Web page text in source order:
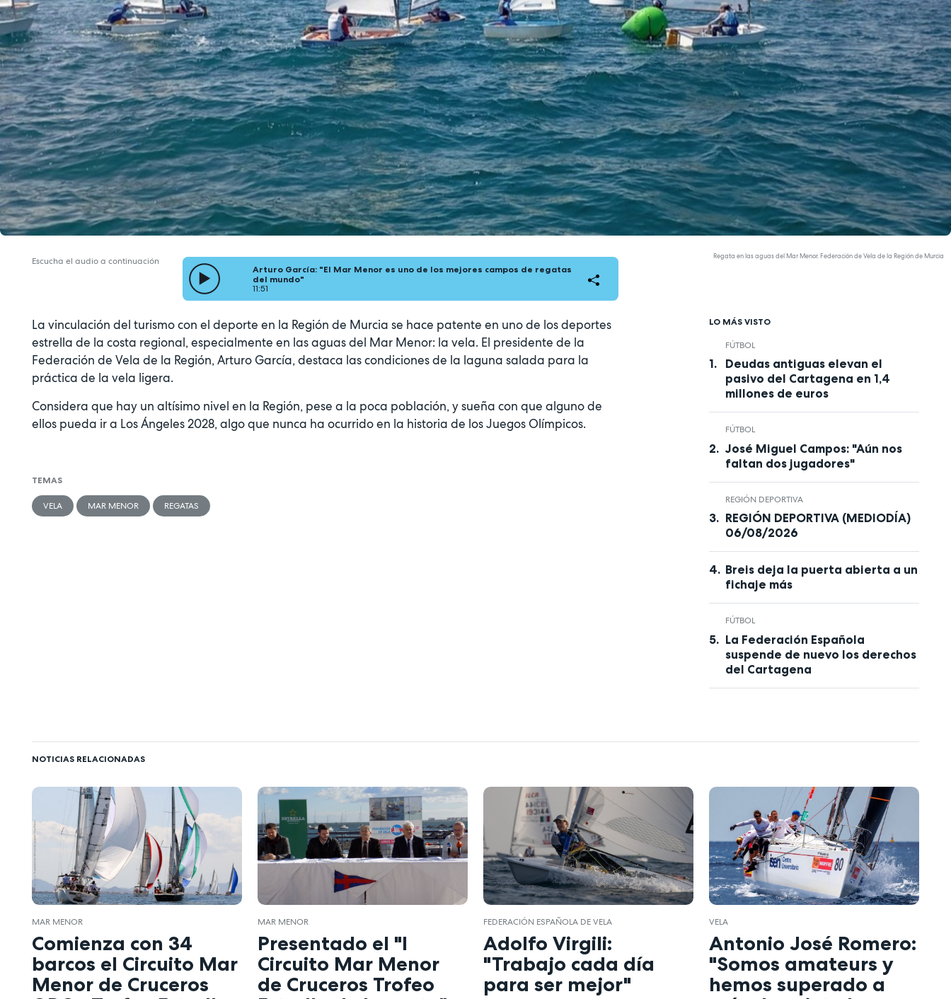
Regata en las aguas del Mar Menor. Federación de Vela de la Región de Murcia
Escucha el audio a continuación
Arturo García: "El Mar Menor es uno de los mejores campos de regatas
del mundo"
11:51
La vinculación del turismo con el deporte en la Región de Murcia se hace patente en uno de los deportes
estrella de la costa regional, especialmente en las aguas del Mar Menor: la vela. El presidente de la
Federación de Vela de la Región, Arturo García, destaca las condiciones de la laguna salada para la
práctica de la vela ligera.
Considera que hay un altísimo nivel en la Región, pese a la poca población, y sueña con que alguno de
ellos pueda ir a Los Ángeles 2028, algo que nunca ha ocurrido en la historia de los Juegos Olímpicos.
TEMAS
VELA MAR MENOR REGATAS
LO MÁS VISTO
FÚTBOL
Deudas antiguas elevan el
pasivo del Cartagena en 1,4
millones de euros
FÚTBOL
José Miguel Campos: "Aún nos
faltan dos jugadores"
REGIÓN DEPORTIVA
REGIÓN DEPORTIVA (MEDIODÍA)
06/08/2026
Breis deja la puerta abierta a un
fichaje más
FÚTBOL
La Federación Española
suspende de nuevo los derechos
del Cartagena
NOTICIAS RELACIONADAS
MAR MENOR
Comienza con 34
barcos el Circuito Mar
Menor de Cruceros
MAR MENOR
Presentado el "I
Circuito Mar Menor
de Cruceros Trofeo
FEDERACIÓN ESPAÑOLA DE VELA
Adolfo Virgili:
"Trabajo cada día
para ser mejor"
VELA
Antonio José Romero:
"Somos amateurs y
hemos superado a